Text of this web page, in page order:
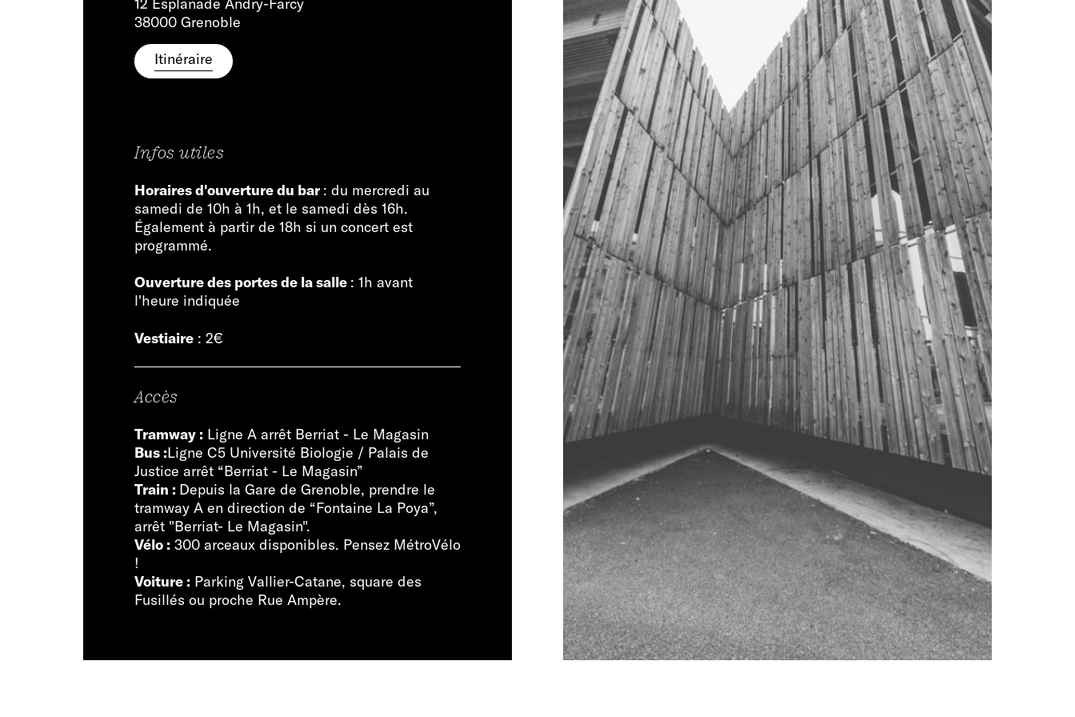
38000 Grenoble
Itinéraire
Infos utiles
Horaires d'ouverture du bar: du mercredi au
samedi de 10h à 1h, et le samedi dès 16h.
Également à partir de 18h si un concert est
programmé.
Ouverture des portes de la salle : 1h avant
l'heure indiquée
Vestiaire : 2€
Accès
Tramway : Ligne A arrêt Berriat - Le Magasin
Bus :Ligne C5 Université Biologie / Palais de
Justice arrêt “Berriat - Le Magasin”
Train : Depuis la Gare de Grenoble, prendre le
tramway A en direction de “Fontaine La Poya”,
arrêt "Berriat- Le Magasin".
Vélo : 300 arceaux disponibles. Pensez MétroVélo
!
Voiture : Parking Vallier-Catane, square des
Fusillés ou proche Rue Ampère.